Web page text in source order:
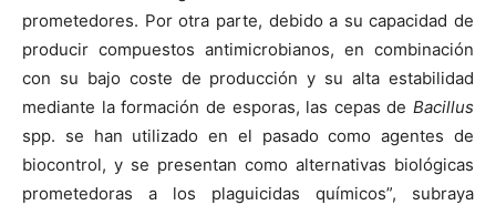
prometedores. Por otra parte, debido a su capacidad de
producir compuestos antimicrobianos, en combinación
con su bajo coste de producción y su alta estabilidad
mediante la formación de esporas, las cepas de Bacillus
spp. se han utilizado en el pasado como agentes de
biocontrol, y se presentan como alternativas biológicas
prometedoras a los plaguicidas químicos”, subraya